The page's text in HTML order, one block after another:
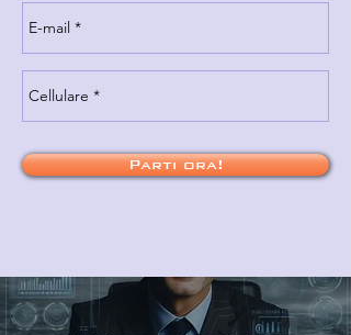
Parti ora!